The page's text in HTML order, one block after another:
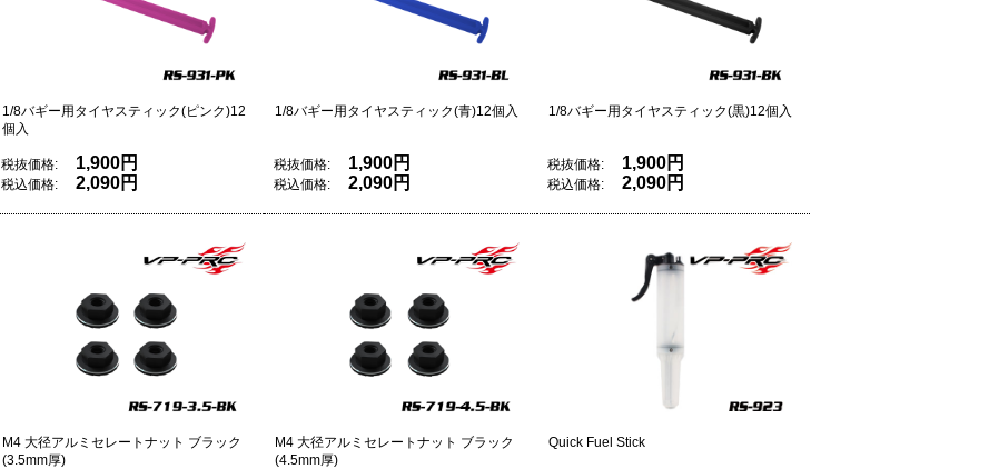
1/8バギー用タイヤスティック(ピンク)12
個入
税抜価格: 1,900円
税込価格: 2,090円
1/8バギー用タイヤスティック(青)12個入
税抜価格: 1,900円
税込価格: 2,090円
1/8バギー用タイヤスティック(黒)12個入
税抜価格: 1,900円
税込価格: 2,090円
M4 大径アルミセレートナット ブラック
(3.5mm厚)
M4 大径アルミセレートナット ブラック
(4.5mm厚)
Quick Fuel Stick